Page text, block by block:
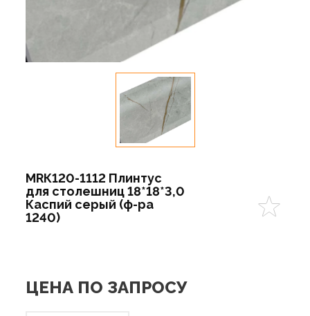
МRК120-1112 Плинтус
для столешниц 18*18*3,0
Каспий серый (ф-ра
1240)
ЦЕНА ПО ЗАПРОСУ